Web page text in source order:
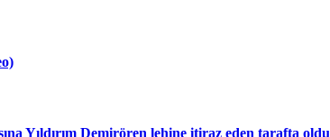
Yıldırım Demirören lehine itiraz eden tarafta oldu